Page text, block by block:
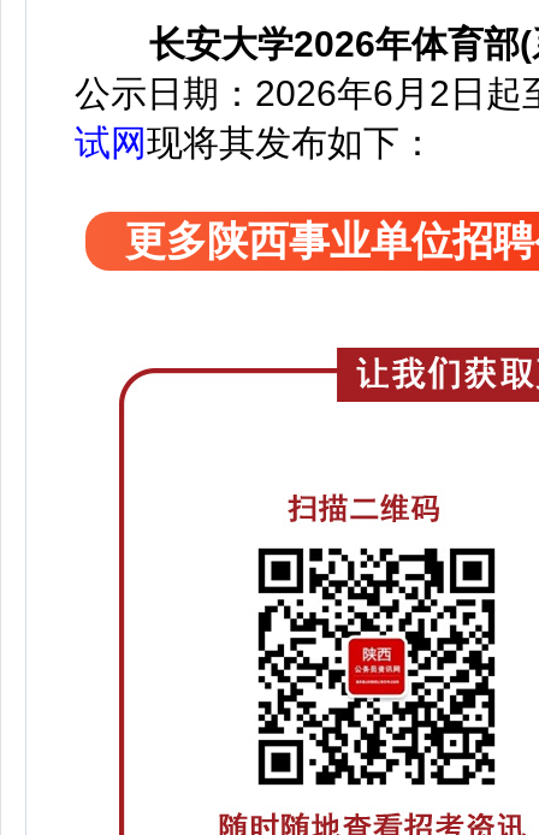
长安大学2026年体育部
公示日期：2026年6月2日起
试网现将其发布如下：
更多陕西事业单位招